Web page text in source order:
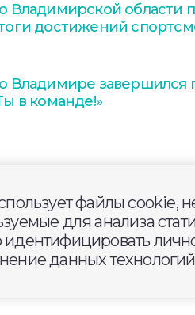
Владимирской области
достижений
Владимире завершился
в команде!»
файлы cookie,
для анализа
данных технологий